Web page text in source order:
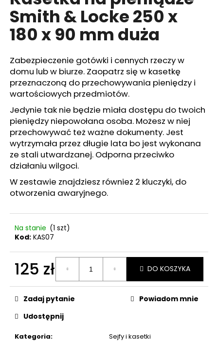
0,0
na
5
gwiazdek.
Smith & Locke 250 x
180 x 90 mm duża
Zabezpieczenie gotówki i cennych rzeczy w
domu lub w biurze. Zaopatrz się w kasetkę
przeznaczoną do przechowywania pieniędzy i
wartościowych przedmiotów.
Jedynie tak nie będzie miała dostępu do twoich
pieniędzy niepowołana osoba. Możesz w niej
przechowywać też ważne dokumenty. Jest
wytrzymała przez długie lata bo jest wykonana
ze stali utwardzanej. Odporna przeciwko
działaniu wilgoci.
W zestawie znajdziesz również 2 kluczyki, do
otworzenia awaryjnego.
Na stanie (1 szt)
Kod: KAS07
125 zł
jednostkowa:
DO KOSZYKA
Kategoria:
Sejfy i kasetki
Zadaj pytanie
Powiadom mnie
Udostępnij
SZUKAJ
P
o
l
e
c
a
m
y
NABOJE
HUKOWE
FIOCCHI
zł